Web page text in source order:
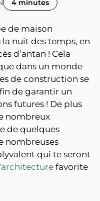
4 minutes
de maison
nuit des temps, en
d’antan ! Cela
dans un monde
de construction se
de garantir un
futures ! De plus
nombreux
de quelques
nombreuses
qui te seront
favorite